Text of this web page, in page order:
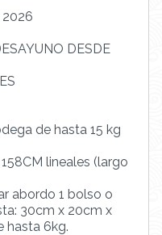
2026
DESDE
de hasta 15 kg
lineales (largo
abordo 1 bolso o
30cm x 20cm x
hasta 6kg.